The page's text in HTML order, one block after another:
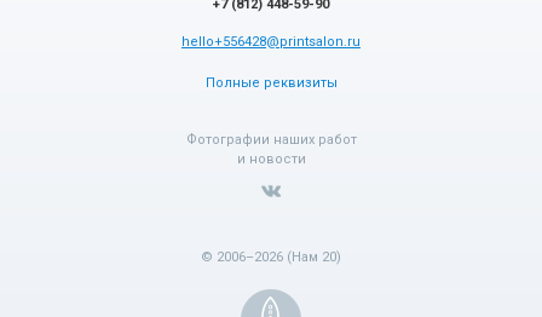
+7 (812) 448-59-90
hello+556428@printsalon.ru
Полные реквизиты
Фотографии наших работ
и новости
© 2006–2026 (Нам 20)